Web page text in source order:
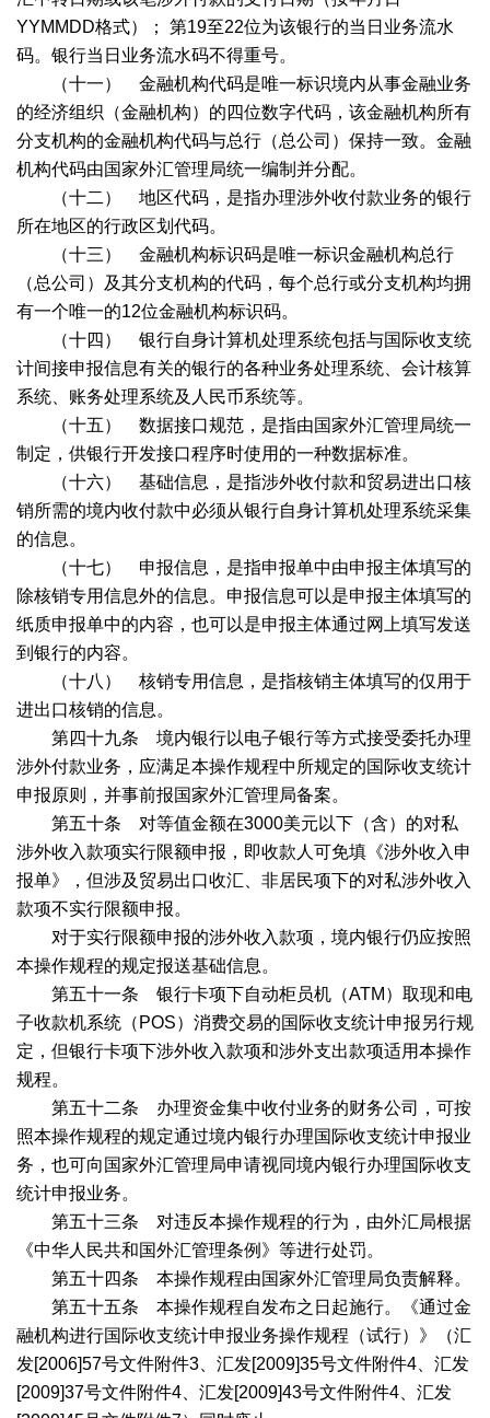
YYMMDD格式）； 第19至22位为该银行的当日业务流水
码。银行当日业务流水码不得重号。
（十一） 金融机构代码是唯一标识境内从事金融业务
的经济组织（金融机构）的四位数字代码，该金融机构所有
分支机构的金融机构代码与总行（总公司）保持一致。金融
机构代码由国家外汇管理局统一编制并分配。
（十二） 地区代码，是指办理涉外收付款业务的银行
所在地区的行政区划代码。
（十三） 金融机构标识码是唯一标识金融机构总行
（总公司）及其分支机构的代码，每个总行或分支机构均拥
有一个唯一的12位金融机构标识码。
（十四） 银行自身计算机处理系统包括与国际收支统
计间接申报信息有关的银行的各种业务处理系统、会计核算
系统、账务处理系统及人民币系统等。
（十五） 数据接口规范，是指由国家外汇管理局统一
制定，供银行开发接口程序时使用的一种数据标准。
（十六） 基础信息，是指涉外收付款和贸易进出口核
销所需的境内收付款中必须从银行自身计算机处理系统采集
的信息。
（十七） 申报信息，是指申报单中由申报主体填写的
除核销专用信息外的信息。申报信息可以是申报主体填写的
纸质申报单中的内容，也可以是申报主体通过网上填写发送
到银行的内容。
（十八） 核销专用信息，是指核销主体填写的仅用于
进出口核销的信息。
第四十九条 境内银行以电子银行等方式接受委托办理
涉外付款业务，应满足本操作规程中所规定的国际收支统计
申报原则，并事前报国家外汇管理局备案。
第五十条 对等值金额在3000美元以下（含）的对私
涉外收入款项实行限额申报，即收款人可免填《涉外收入申
报单》，但涉及贸易出口收汇、非居民项下的对私涉外收入
款项不实行限额申报。
对于实行限额申报的涉外收入款项，境内银行仍应按照
本操作规程的规定报送基础信息。
第五十一条 银行卡项下自动柜员机（ATM ）取现和电
子收款机系统（ POS）消费交易的国际收支统计申报另行规
定，但银行卡项下涉外收入款项和涉外支出款项适用本操作
规程。
第五十二条 办理资金集中收付业务的财务公司，可按
照本操作规程的规定通过境内银行办理国际收支统计申报业
务，也可向国家外汇管理局申请视同境内银行办理国际收支
统计申报业务。
第五十三条 对违反本操作规程的行为，由外汇局根据
《中华人民共和国外汇管理条例》等进行处罚。
第五十四条 本操作规程由国家外汇管理局负责解释。
第五十五条 本操作规程自发布之日起施行。《通过金
融机构进行国际收支统计申报业务操作规程（试行）》（汇
发[2006]57号文件附件3 、汇发[2009]35号文件附件4 、汇发
[2009]37号文件附件4 、汇发[2009]43号文件附件4 、汇发